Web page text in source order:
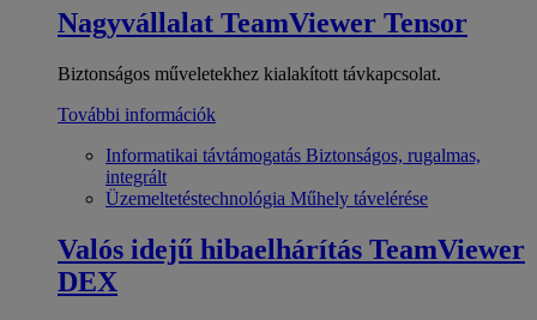
Nagyvállalat TeamViewer Tensor
Biztonságos műveletekhez kialakított távkapcsolat.
További információk
Informatikai távtámogatás Biztonságos, rugalmas,
integrált
Üzemeltetéstechnológia Műhely távelérése
Valós idejű hibaelhárítás TeamViewer
DEX